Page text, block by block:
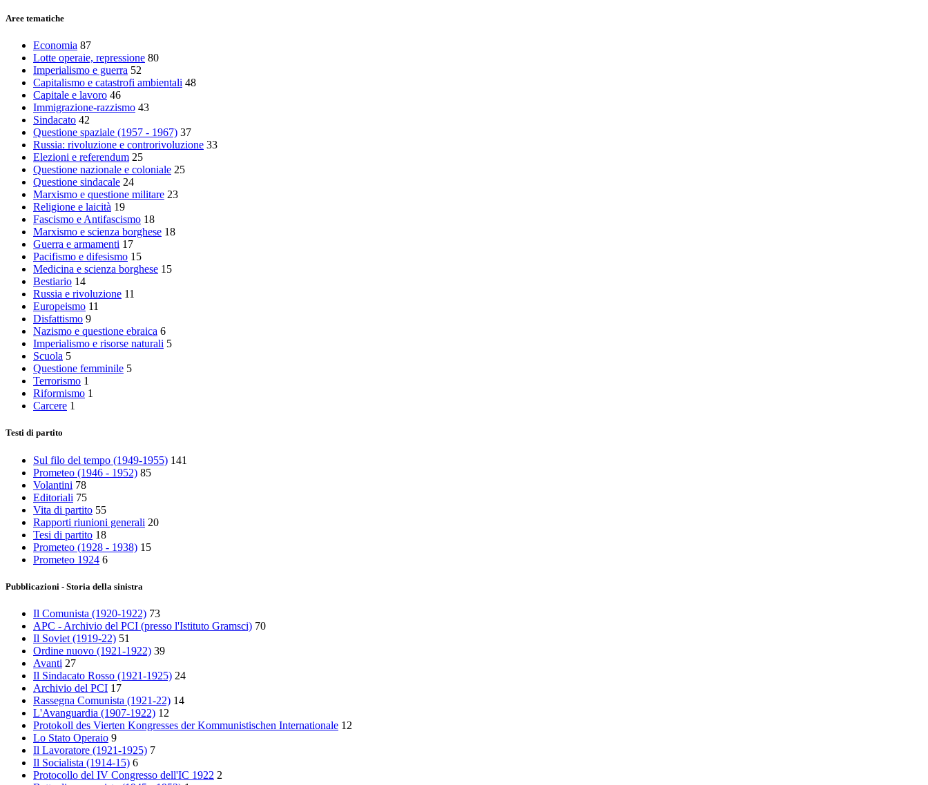
Aree tematiche
Economia 87
Lotte operaie, repressione 80
Imperialismo e guerra 52
Capitalismo e catastrofi ambientali 48
Capitale e lavoro 46
Immigrazione-razzismo 43
Sindacato 42
Questione spaziale (1957 - 1967) 37
Russia: rivoluzione e controrivoluzione 33
Elezioni e referendum 25
Questione nazionale e coloniale 25
Questione sindacale 24
Marxismo e questione militare 23
Religione e laicità 19
Fascismo e Antifascismo 18
Marxismo e scienza borghese 18
Guerra e armamenti 17
Pacifismo e difesismo 15
Medicina e scienza borghese 15
Bestiario 14
Russia e rivoluzione 11
Europeismo 11
Disfattismo 9
Nazismo e questione ebraica 6
Imperialismo e risorse naturali 5
Scuola 5
Questione femminile 5
Terrorismo 1
Riformismo 1
Carcere 1
Testi di partito
Sul filo del tempo (1949-1955) 141
Prometeo (1946 - 1952) 85
Volantini 78
Editoriali 75
Vita di partito 55
Rapporti riunioni generali 20
Tesi di partito 18
Prometeo (1928 - 1938) 15
Prometeo 1924 6
Pubblicazioni - Storia della sinistra
Il Comunista (1920-1922) 73
APC - Archivio del PCI (presso l'Istituto Gramsci) 70
Il Soviet (1919‑22) 51
Ordine nuovo (1921-1922) 39
Avanti 27
Il Sindacato Rosso (1921-1925) 24
Archivio del PCI 17
Rassegna Comunista (1921‑22) 14
L'Avanguardia (1907-1922) 12
Protokoll des Vierten Kongresses der Kommunistischen Internationale 12
Lo Stato Operaio 9
Il Lavoratore (1921-1925) 7
Il Socialista (1914‑15) 6
Protocollo del IV Congresso dell'IC 1922 2